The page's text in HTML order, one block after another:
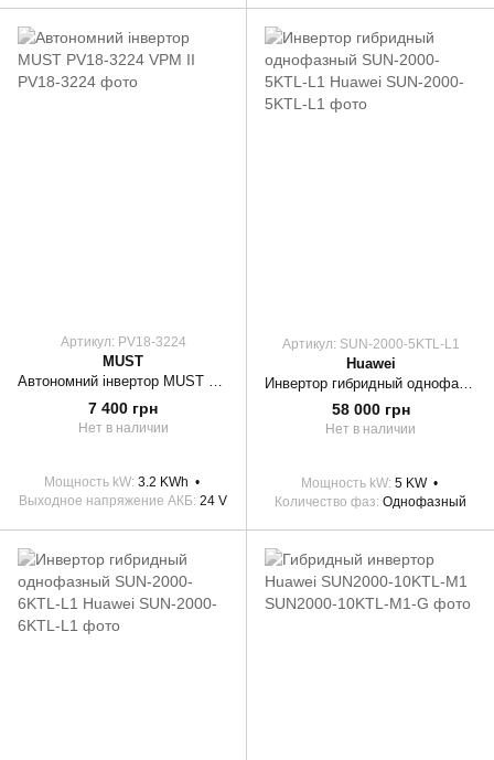
Артикул: PV18-3224
MUST
Автономний інвертор MUST PV18-3224 VPM II
7 400 грн
Нет в наличии
Мощность kW 3.2 KWh
Выходное напряжение АКБ 24 V
Артикул: SUN-2000-5KTL-L1
Huawei
58 000 грн
Нет в наличии
Мощность kW 5 KW
Количество фаз Однофазный